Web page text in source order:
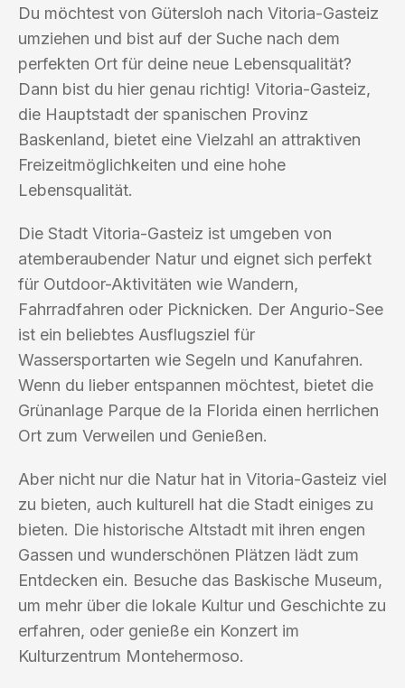
Du möchtest von Gütersloh nach Vitoria-Gasteiz
umziehen und bist auf der Suche nach dem
perfekten Ort für deine neue Lebensqualität?
Dann bist du hier genau richtig! Vitoria-Gasteiz,
die Hauptstadt der spanischen Provinz
Baskenland, bietet eine Vielzahl an attraktiven
Freizeitmöglichkeiten und eine hohe
Lebensqualität.
Die Stadt Vitoria-Gasteiz ist umgeben von
atemberaubender Natur und eignet sich perfekt
für Outdoor-Aktivitäten wie Wandern,
Fahrradfahren oder Picknicken. Der Angurio-See
ist ein beliebtes Ausflugsziel für
Wassersportarten wie Segeln und Kanufahren.
Wenn du lieber entspannen möchtest, bietet die
Grünanlage Parque de la Florida einen herrlichen
Ort zum Verweilen und Genießen.
Aber nicht nur die Natur hat in Vitoria-Gasteiz viel
zu bieten, auch kulturell hat die Stadt einiges zu
bieten. Die historische Altstadt mit ihren engen
Gassen und wunderschönen Plätzen lädt zum
Entdecken ein. Besuche das Baskische Museum,
um mehr über die lokale Kultur und Geschichte zu
erfahren, oder genieße ein Konzert im
Kulturzentrum Montehermoso.